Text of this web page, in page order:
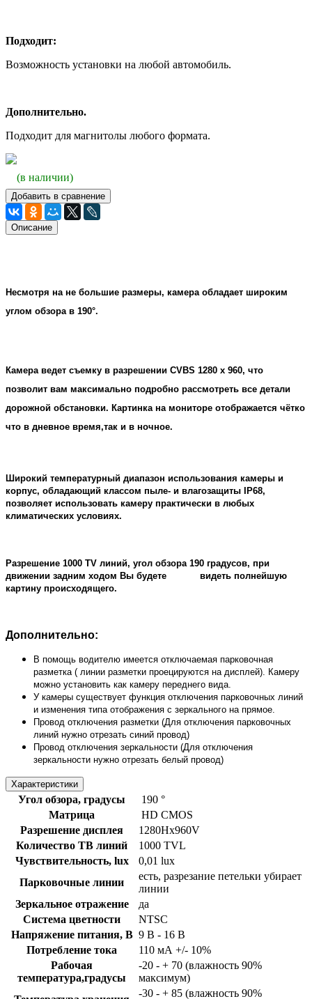
Подходит:
Возможность установки на любой автомобиль.
Дополнительно.
Подходит для магнитолы любого формата.
(в наличии)
Добавить в сравнение
Описание
Несмотря на не большие размеры, камера обладает широким
углом обзора в 190°.
Камера ведет съемку в разрешении CVBS 1280 х 960, что
позволит вам максимально подробно рассмотреть все детали
дорожной обстановки. Картинка на мониторе отображается чётко
что в дневное время,так и в ночное.
Широкий температурный диапазон использования камеры и
корпус, обладающий классом пыле- и влагозащиты IP68,
позволяет использовать камеру практически в любых
климатических условиях.
Разрешение 1000 TV линий, угол обзора 190 градусов, при
движении задним ходом Вы будете видеть полнейшую
картину происходящего.
Дополнительно:
В помощь водителю имеется отключаемая парковочная
разметка ( линии разметки проецируются на дисплей). Камеру
можно установить как камеру переднего вида.
У камеры существует функция отключения парковочных линий
и изменения типа отображения с зеркального на прямое.
Провод отключения разметки (Для отключения парковочных
линий нужно отрезать синий провод)
Провод отключения зеркальности (Для отключения
зеркальности нужно отрезать белый провод)
Характеристики
Угол обзора, градусы
190 °
Матрица
HD CMOS
Разрешение дисплея
1280Hx960V
Количество ТВ линий
1000 TVL
Чувствительность, lux
0,01 lux
Парковочные линии
есть, разрезание петельки убирает
линии
Зеркальное отражение
да
Система цветности
NTSC
Напряжение питания, B 9 В - 16 В
Потребление тока
110 мА +/- 10%
Рабочая
температура,градусы
-20 - + 70 (влажность 90%
максимум)
-30 - + 85 (влажность 90%